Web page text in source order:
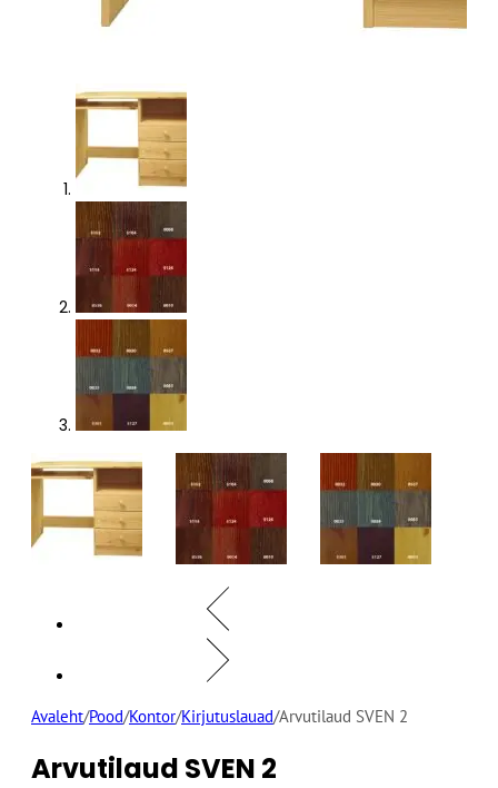
Avaleht/Pood/Kontor/Kirjutuslauad/Arvutilaud SVEN 2
Arvutilaud SVEN 2